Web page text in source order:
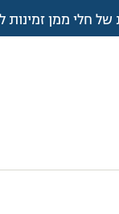
של חלי ממן
>לגבי החטיף שוקולד 92 קלוריות של עלית